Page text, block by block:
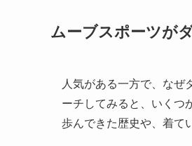
ムーブスポーツが
人気がある一方で、なぜ
ーチしてみると、いくつ
歩んできた歴史や、着て